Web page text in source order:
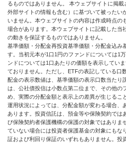
るものではありません。 本ウェブサイトに掲
外部サイトの情報も含む）に基づいて被ったい
いません。本ウェブサイトの内容は作成時点の
場合があります。本ウェブサイトに記載した当
の動きを保証するものではありません。
基準価額・分配金再投資基準価額・分配金込み
す。当初元本が1口1円のファンドについては1
ンドについては1口あたりの価額を表示してい
ておりません。ただし、ETFの表記している口
配金の表示数値は、基準価額の表示口数当たり
は、公社債投信は小数点第二位まで、その他の
め、実際の分配金額と表示上の差異が生じるこ
運用状況によっては、分配金額が変わる場合、
あります。投資信託は、預金等や保険契約では
び保険契約者保護機構の保護の対象ではありま
ていない場合には投資者保護基金の対象にもな
証および利回り保証のいずれもありません。投